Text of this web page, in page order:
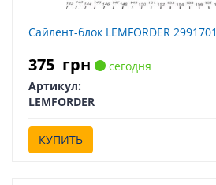
Сайлент-блок LEMFORDER 2991701
375 грн
сегодня
Артикул:
LEMFORDER
КУПИТЬ